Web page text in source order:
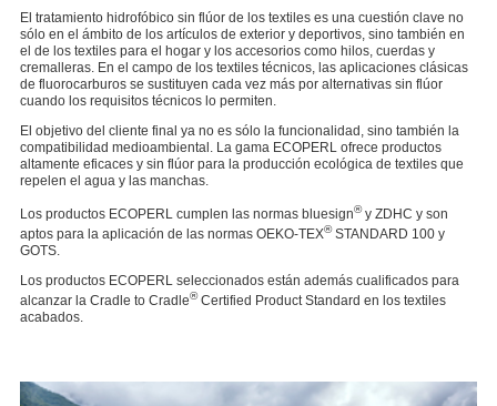
El tratamiento hidrofóbico sin flúor de los textiles es una cuestión clave no
sólo en el ámbito de los artículos de exterior y deportivos, sino también en
el de los textiles para el hogar y los accesorios como hilos, cuerdas y
cremalleras. En el campo de los textiles técnicos, las aplicaciones clásicas
de fluorocarburos se sustituyen cada vez más por alternativas sin flúor
cuando los requisitos técnicos lo permiten.
El objetivo del cliente final ya no es sólo la funcionalidad, sino también la
compatibilidad medioambiental. La gama ECOPERL ofrece productos
altamente eficaces y sin flúor para la producción ecológica de textiles que
repelen el agua y las manchas.
Los productos ECOPERL cumplen las normas bluesign®y ZDHC y son
aptos para la aplicación de las normas OEKO-TEX®STANDARD 100 y
GOTS.
Los productos ECOPERL seleccionados están además cualificados para
alcanzar la Cradle to Cradle®Certified Product Standard en los textiles
acabados.